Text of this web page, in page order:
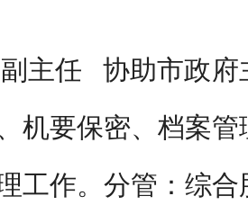
主任
协助市政府
机要保密、档案
作。分管：综合